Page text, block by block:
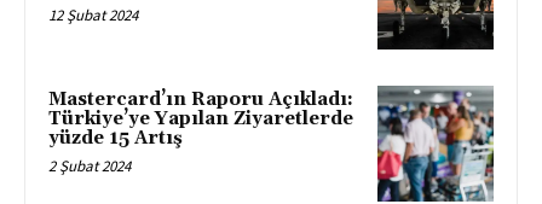
12 Şubat 2024
Mastercard’ın Raporu Açıkladı:
Türkiye’ye Yapılan Ziyaretlerde
yüzde 15 Artış
2 Şubat 2024